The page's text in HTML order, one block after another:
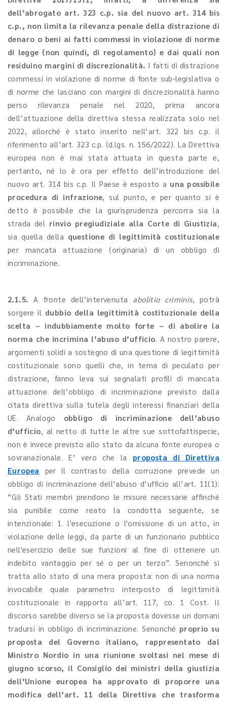
dell’abrogato art. 323 c.p. sia del nuovo art. 314 bis
c.p., non limita la rilevanza penale della distrazione di
denaro o beni ai fatti commessi in violazione di norme
di legge (non quindi, di regolamento) e dai quali non
residuino margini di discrezionalità. I fatti di distrazione
commessi in violazione di norme di fonte sub-legislativa o
di norme che lasciano con margini di discrezionalità hanno
perso rilevanza penale nel 2020, prima ancora
dell’attuazione della direttiva stessa realizzata solo nel
2022, allorché è stato inserito nell’art. 322 bis c.p. il
riferimento all’art. 323 c.p. (d.lgs. n. 156/2022). La Direttiva
europea non è mai stata attuata in questa parte e,
pertanto, né lo è ora per effetto dell’introduzione del
nuovo art. 314 bis c.p. Il Paese è esposto a una possibile
procedura di infrazione, sul punto, e per quanto si è
detto è possibile che la giurisprudenza percorra sia la
strada del rinvio pregiudiziale alla Corte di Giustizia,
sia quella della questione di legittimità costituzionale
per mancata attuazione (originaria) di un obbligo di
incriminazione.
2.1.5.A fronte dell’intervenuta abolitio criminis, potrà
sorgere il dubbio della legittimità costituzionale della
scelta – indubbiamente molto forte – di abolire la
norma che incrimina l’abuso d’ufficio. A nostro parere,
argomenti solidi a sostegno di una questione di legittimità
costituzionale sono quelli che, in tema di peculato per
distrazione, fanno leva sui segnalati profili di mancata
attuazione dell’obbligo di incriminazione previsto dalla
citata direttiva sulla tutela degli interessi finanziari della
UE. Analogo obbligo di incriminazione dell’abuso
d’ufficio, al netto di tutte le altre sue sottofattispecie,
non è invece previsto allo stato da alcuna fonte europea o
sovranazionale. E’ vero che la proposta di Direttiva
Europea per il contrasto della corruzione prevede un
obbligo di incriminazione dell’abuso d’ufficio all’art. 11(1):
“Gli Stati membri prendono le misure necessarie affinché
sia punibile come reato la condotta seguente, se
intenzionale: 1. l'esecuzione o l'omissione di un atto, in
violazione delle leggi, da parte di un funzionario pubblico
nell'esercizio delle sue funzioni al fine di ottenere un
indebito vantaggio per sé o per un terzo”. Senonché si
tratta allo stato di una mera proposta: non di una norma
invocabile quale parametro interposto di legittimità
costituzionale in rapporto all’art. 117, co. 1 Cost. Il
discorso sarebbe diverso se la proposta dovesse un domani
tradursi in obbligo di incriminazione. Senonché proprio su
proposta del Governo italiano, rappresentato dal
Ministro Nordio in una riunione svoltasi nel mese di
giugno scorso, il Consiglio dei ministri della giustizia
dell’Unione europea ha approvato di proporre una
modifica dell’art. 11 della Direttiva che trasforma